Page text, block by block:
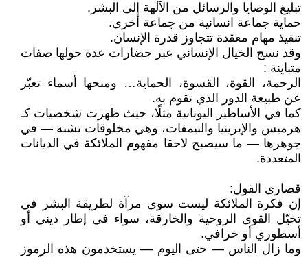
تبليغ الوصايا والرسائل من الآلهة إلى البشر.
حماية جماعة انسانية من جماعة أخرى.
تنفيذ مهام معقدة تتجاوز قدرة الإنسان.
وقد نسج الخيال الإنساني عبر حضارات عدة حولها صفات
متباينة :
الرحمة، القوة، القسوة، الحماية… ومنحها أسماء تعبّر
عن طبيعة الدور الذي تقوم به.
كما في الأساطير اليونانية مثلًا، حيث ظهرت شخصيات كـ
هرميس والإيرينيا والنيمفات، وهي مخلوقات تشبه — في
جوهرها — ما سيصبح لاحقا مفهوم الملائكة في الديانات
المتعددة.
قصارى القول:
إن فكرة الملائكة ليست سوى مرآة لطريقة البشر في
تخيّل القوى الروحية والخارقة، سواء في إطار ديني أو
أسطوري أو خرافي.
وما زال الناس — حتى اليوم — يستخدمون هذه الرموز